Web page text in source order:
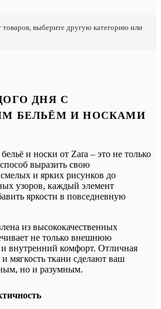
товаров, выберите другую категорию или
ДНЯ С
БЕЛЬЁМ И НОСКАМИ
и носки от Zara – это не только
выразить свою
и ярких рисунков до
узоров, каждый элемент
яркости в повседневную
из высококачественных
не только внешнюю
и внутренний комфорт. Отличная
мягкость ткани сделают ваш
но и разумным.